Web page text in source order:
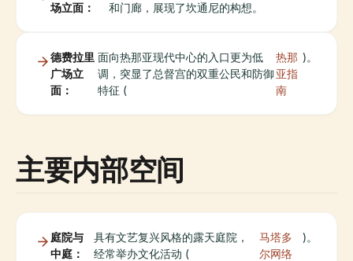
场立面：
和门廊，展现了坎通尼的构想。
德费拉里
广场立
面：
面向热那亚现代中心的入口更为低
调，突显了总督宫的双重公民和防御
特征 (
热那
亚指
南
)。
主要内部空间
庭院与
中庭：
具有文艺复兴风格的露天庭院，
经常举办文化活动 (
马塔多
尔网络
)。